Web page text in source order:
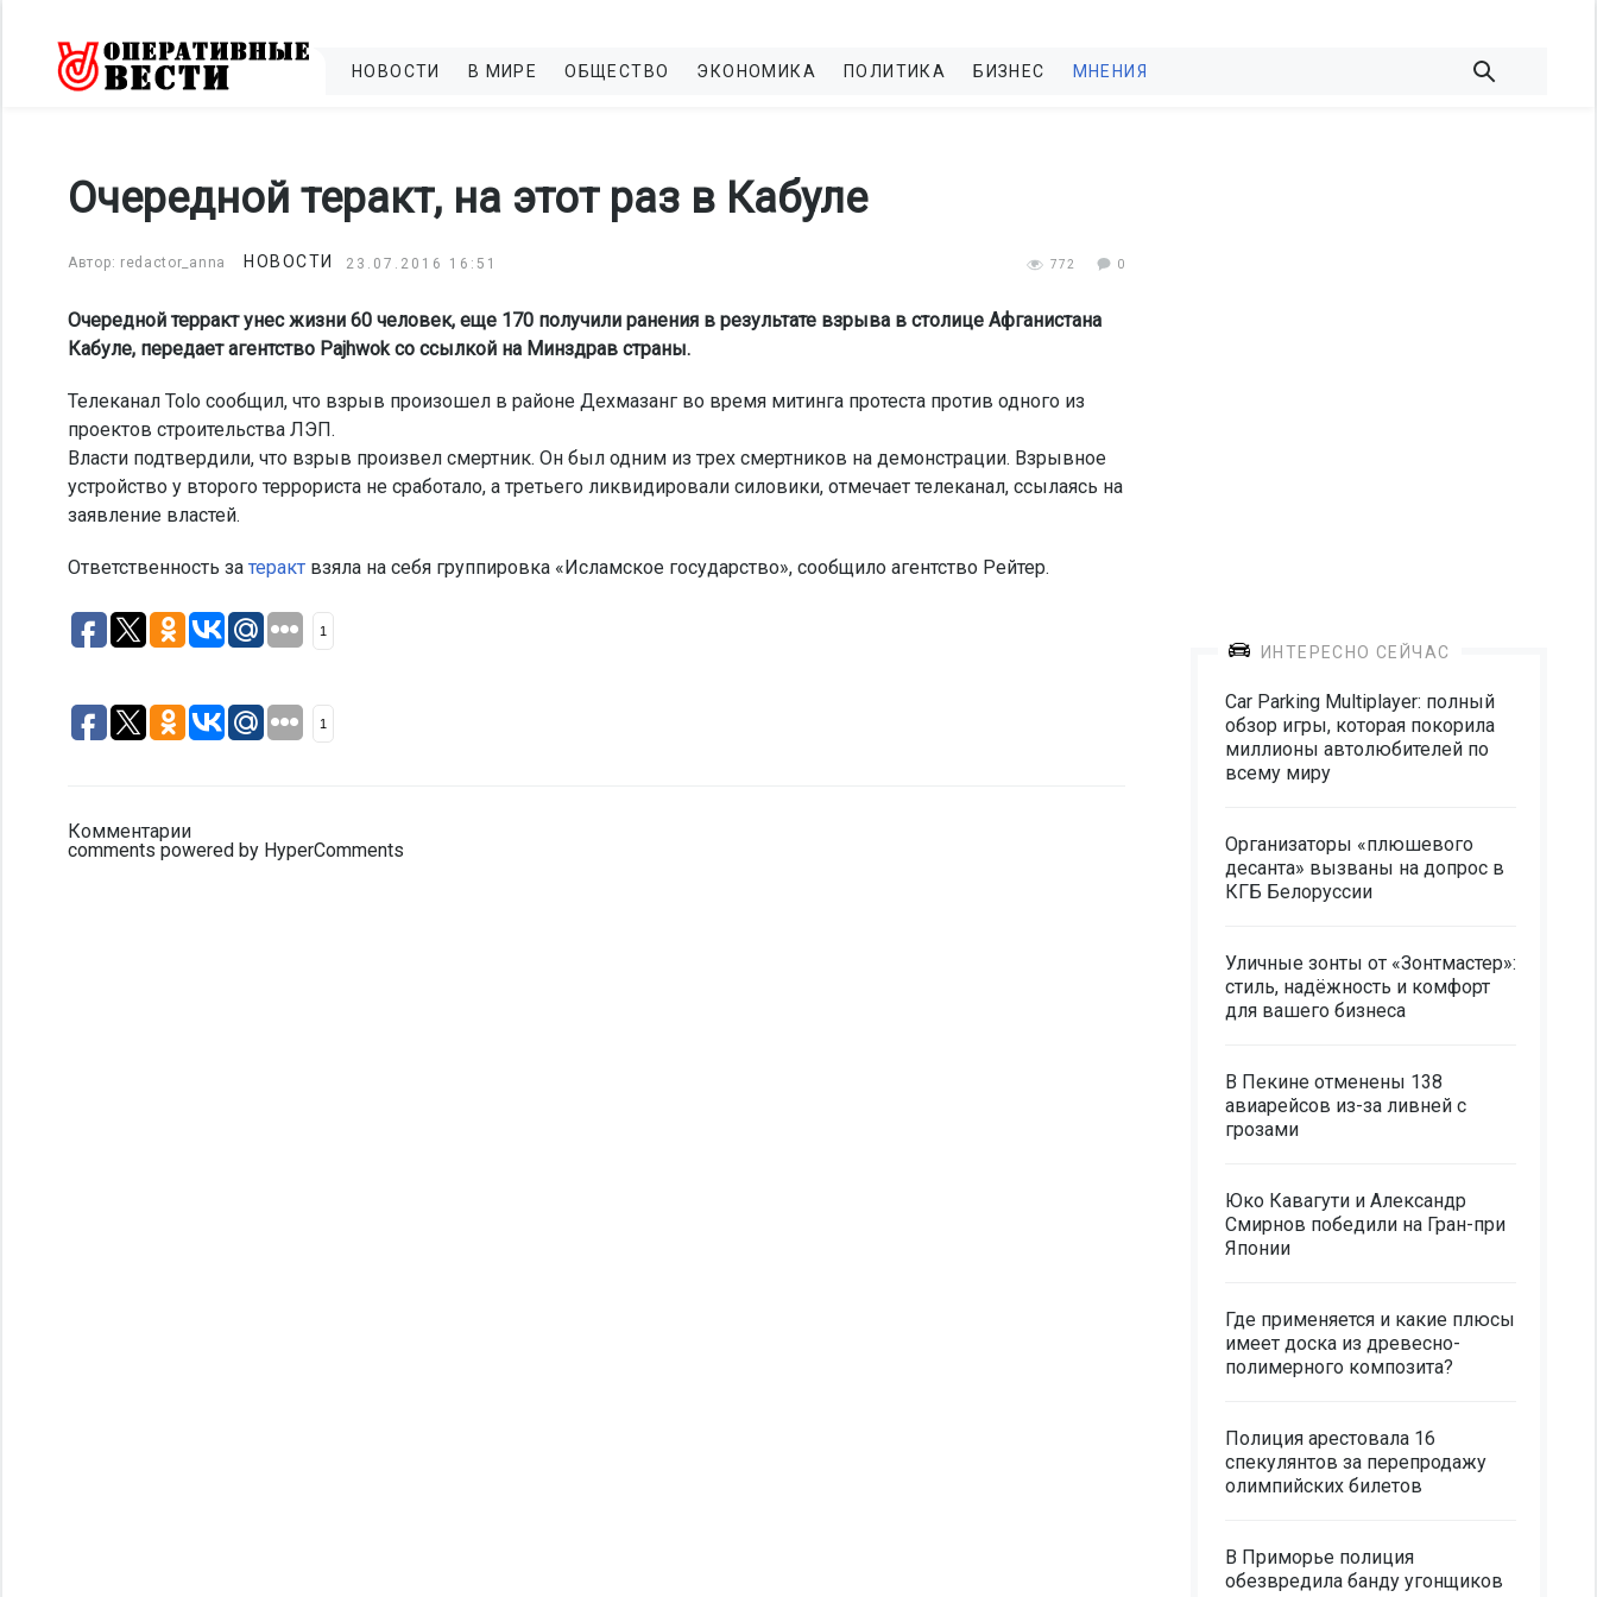
НОВОСТИ В МИРЕ ОБЩЕСТВО ЭКОНОМИКА ПОЛИТИКА БИЗНЕС МНЕНИЯ
Очередной теракт, на этот раз в Кабуле
Автор: redactor_anna НОВОСТИ 23.07.2016 16:51 772 0
Очередной терракт унес жизни 60 человек, еще 170 получили ранения в результате взрыва в столице Афганистана
Кабуле, передает агентство Pajhwok со ссылкой на Минздрав страны.
Телеканал Tolo сообщил, что взрыв произошел в районе Дехмазанг во время митинга протеста против одного из
проектов строительства ЛЭП.
Власти подтвердили, что взрыв произвел смертник. Он был одним из трех смертников на демонстрации. Взрывное
устройство у второго террориста не сработало, а третьего ликвидировали силовики, отмечает телеканал, ссылаясь на
заявление властей.
Ответственность за теракт взяла на себя группировка «Исламское государство», сообщило агентство Рейтер.
1
1
Комментарии
comments powered by HyperComments
ИНТЕРЕСНО СЕЙЧАС
Car Parking Multiplayer: полный
обзор игры, которая покорила
миллионы автолюбителей по
всему миру
Организаторы «плюшевого
десанта» вызваны на допрос в
КГБ Белоруссии
Уличные зонты от «Зонтмастер»:
стиль, надёжность и комфорт
для вашего бизнеса
В Пекине отменены 138
авиарейсов из-за ливней с
грозами
Юко Кавагути и Александр
Смирнов победили на Гран-при
Японии
Где применяется и какие плюсы
имеет доска из древесно-
полимерного композита?
Полиция арестовала 16
спекулянтов за перепродажу
олимпийских билетов
В Приморье полиция
обезвредила банду угонщиков